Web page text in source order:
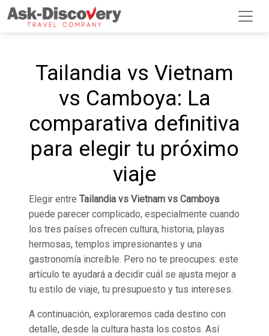
Tailandia vs Vietnam
vs Camboya: La
comparativa definitiva
para elegir tu próximo
viaje
Elegir entre Tailandia vs Vietnam vs Camboya
puede parecer complicado, especialmente cuando
los tres países ofrecen cultura, historia, playas
hermosas, templos impresionantes y una
gastronomía increíble. Pero no te preocupes: este
artículo te ayudará a decidir cuál se ajusta mejor a
tu estilo de viaje, tu presupuesto y tus intereses.
A continuación, exploraremos cada destino con
detalle, desde la cultura hasta los costos. Así